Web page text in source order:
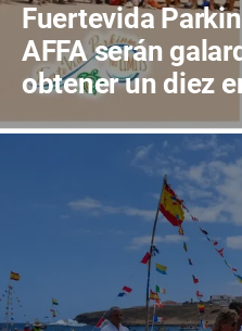
Fuertevida
AFFA serán
obtener un diez
en Canarias